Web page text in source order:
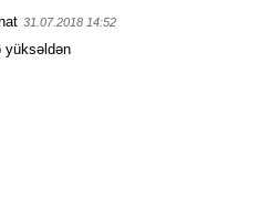
31.07.2018 14:52
yüksəldən